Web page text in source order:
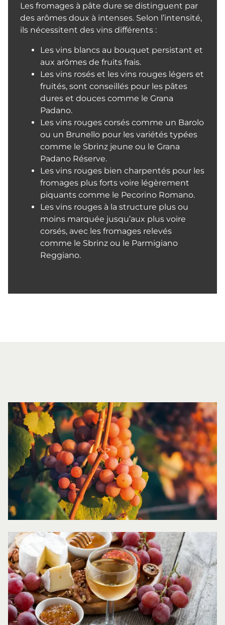
Les fromages à pâte dure se distinguent par
des arômes doux à intenses. Selon l’intensité,
ils nécessitent des vins différents :
Les vins blancs au bouquet persistant et
aux arômes de fruits frais.
Les vins rosés et les vins rouges légers et
fruités, sont conseillés pour les pâtes
dures et douces comme le Grana
Padano.
Les vins rouges corsés comme un Barolo
ou un Brunello pour les variétés typées
comme le Sbrinz jeune ou le Grana
Padano Réserve.
Les vins rouges bien charpentés pour les
fromages plus forts voire légèrement
piquants comme le Pecorino Romano.
Les vins rouges à la structure plus ou
moins marquée jusqu’aux plus voire
corsés, avec les fromages relevés
comme le Sbrinz ou le Parmigiano
Reggiano.